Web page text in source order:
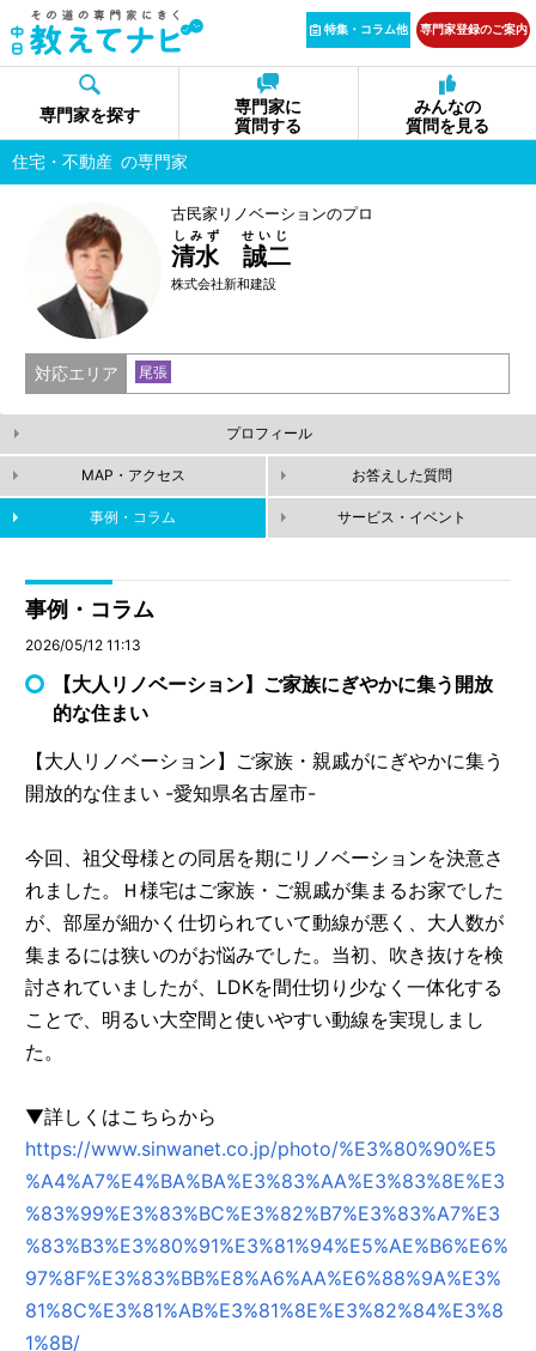
特集・コラム他 専門家登録のご案内
専門家を探す
専門家に
質問する
みんなの
質問を見る
住宅・不動産 の専門家
古民家リノベーションのプロ
清水 誠二
しみず せいじ
株式会社新和建設
対応エリア 尾張
プロフィール
MAP・アクセス お答えした質問
事例・コラム サービス・イベント
事例・コラム
2026/05/12 11:13
【大人リノベーション】ご家族にぎやかに集う開放
的な住まい
【大人リノベーション】ご家族・親戚がにぎやかに集う
開放的な住まい -愛知県名古屋市-
今回、祖父母様との同居を期にリノベーションを決意さ
れました。Ｈ様宅はご家族・ご親戚が集まるお家でした
が、部屋が細かく仕切られていて動線が悪く、大人数が
集まるには狭いのがお悩みでした。当初、吹き抜けを検
討されていましたが、LDKを間仕切り少なく一体化する
ことで、明るい大空間と使いやすい動線を実現しまし
た。
▼詳しくはこちらから
https://www.sinwanet.co.jp/photo/%E3%80%90%E5
%A4%A7%E4%BA%BA%E3%83%AA%E3%83%8E%E3
%83%99%E3%83%BC%E3%82%B7%E3%83%A7%E3
%83%B3%E3%80%91%E3%81%94%E5%AE%B6%E6%
97%8F%E3%83%BB%E8%A6%AA%E6%88%9A%E3%
81%8C%E3%81%AB%E3%81%8E%E3%82%84%E3%8
1%8B/